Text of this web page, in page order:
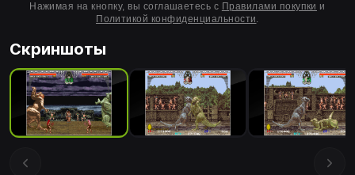
Нажимая на кнопку, вы соглашаетесь с Правилами покупки и
Политикой конфиденциальности.
Скриншоты